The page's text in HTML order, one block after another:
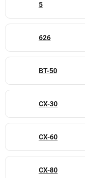
5
626
BT-50
CX-30
CX-60
CX-80